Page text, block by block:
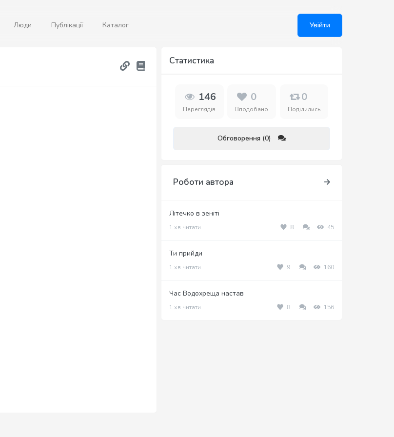
Люди Публікації Каталог Увійти
Статистика
146
Переглядів
0
Вподобано
0
Поділились
Обговорення (0)
Роботи автора
Літечко в зеніті
1 хв читати 8 45
Ти прийди
1 хв читати 9 160
Час Водохреща настав
1 хв читати 8 156